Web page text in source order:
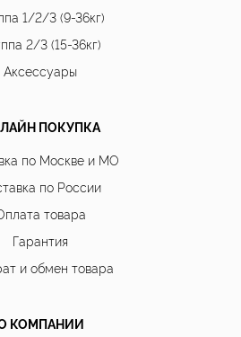
1/2/3 (9-36кг)
2/3 (15-36кг)
Аксессуары
ПОКУПКА
по Москве и МО
по России
товара
Гарантия
и обмен товара
КОМПАНИИ